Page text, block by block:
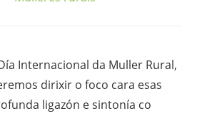
Internacional da Muller Rural,
dirixir o foco cara esas
ligazón e sintonía co